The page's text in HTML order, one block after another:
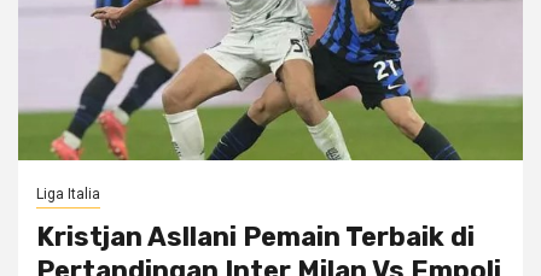
Liga Italia
Kristjan Asllani Pemain Terbaik di